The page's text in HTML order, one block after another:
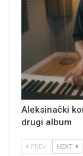
Aleksinački
drugi album
PREV NEXT